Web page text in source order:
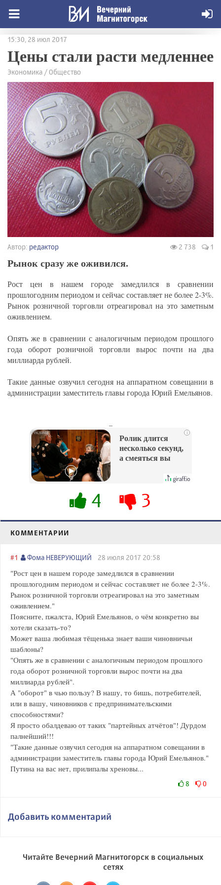
15:30, 28 июл 2017
Цены стали расти медленнее
Экономика / Общество
Автор: редактор 2 738 1
Рынок сразу же оживился.
Рост цен в нашем городе замедлился в сравнении
прошлогодним периодом и сейчас составляет не более 2-3%.
Рынок розничной торговли отреагировал на это заметным
оживлением.
Опять же в сравнении с аналогичным периодом прошлого
года оборот розничной торговли вырос почти на два
миллиарда рублей.
Такие данные озвучил сегодня на аппаратном совещании в
администрации заместитель главы города Юрий Емельянов.
i
Ролик длится
несколько секунд,
а смеяться вы
4 3
КОММЕНТАРИИ
#1 Фома НЕВЕРУЮЩИЙ 28 июля 2017 20:58
"Рост цен в нашем городе замедлился в сравнении
прошлогодним периодом и сейчас составляет не более 2-3%.
Рынок розничной торговли отреагировал на это заметным
оживлением."
Поясните, пжалста, Юрий Емельянов, о чём конкретно вы
хотели сказать-то?
Может ваша любимая тёщенька знает ваши чиновничьи
шаблоны?
"Опять же в сравнении с аналогичным периодом прошлого
года оборот розничной торговли вырос почти на два
миллиарда рублей".
А "оборот" в чью пользу? В нашу, то бишь, потребителей,
или в вашу, чиновников с предпринимательскими
способностями?
Я просто обалдеваю от таких "партейных атчётов"! Дурдом
палнейший!!!
"Такие данные озвучил сегодня на аппаратном совещании в
администрации заместитель главы города Юрий Емельянов."
Путина на вас нет, прилипалы хреновы...
8 0
Добавить комментарий
Читайте Вечерний Магнитогорск в социальных
сетях